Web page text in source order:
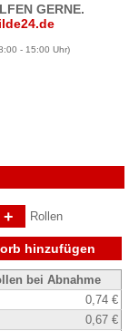
GERNE.
- 15:00 Uhr)
+ Rollen
hinzufügen
bei Abnahme
0,74 €
0,67 €